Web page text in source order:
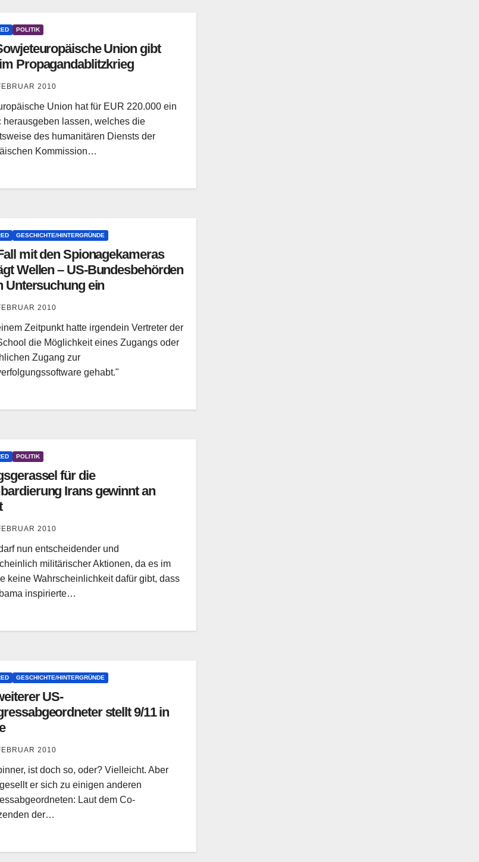
POLITIK
Union gibt
Propagandablitzkrieg
2010
Union hat für EUR 220.000 ein
herausgeben lassen, welches die
des humanitären Diensts der
Kommission…
GESCHICHTE/HINTERGRÜNDE
mit den Spionagekameras
Wellen – US-Bundesbehörden
Untersuchung ein
2010
Zeitpunkt hatte irgendein Vertreter der
die Möglichkeit eines Zugangs oder
Zugang zur
gehabt."
POLITIK
für die
Irans gewinnt an
2010
nun entscheidender und
militärischer Aktionen, da es im
keine Wahrscheinlichkeit dafür gibt, dass
inspirierte…
GESCHICHTE/HINTERGRÜNDE
US-
stellt 9/11 in
2010
ist doch so, oder? Vielleicht. Aber
er sich zu einigen anderen
Laut dem Co-
der…